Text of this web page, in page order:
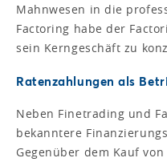
Mahnwesen in die
Factoring habe der
sein Kerngeschäft zu
Ratenzahlungen als
Neben Finetrading und
bekanntere
Gegenüber dem Kauf